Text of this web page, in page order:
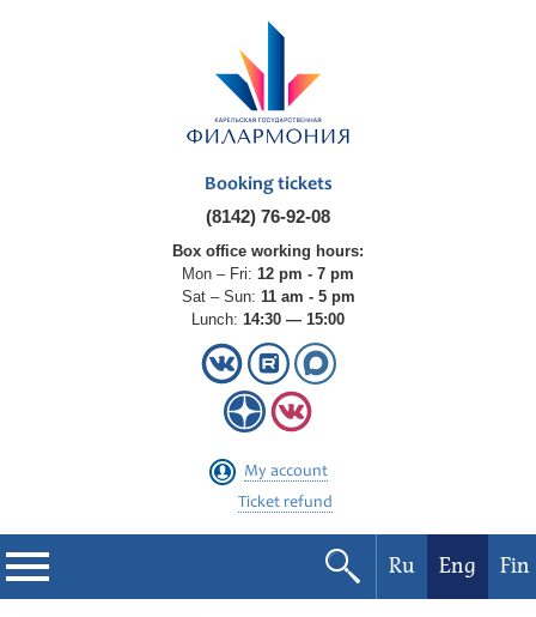
Booking tickets
(8142) 76-92-08
Box office working hours:
Mon – Fri: 12 pm - 7 pm
Sat – Sun: 11 am - 5 pm
Lunch: 14:30 — 15:00
My account
Ticket refund
Ru Eng Fin